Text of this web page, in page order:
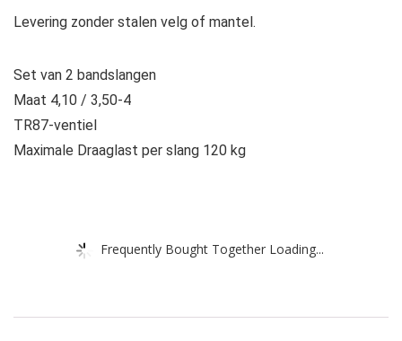
Levering zonder stalen velg of mantel.
Set van 2 bandslangen
Maat 4,10 / 3,50-4
TR87-ventiel
Maximale Draaglast per slang 120 kg
Frequently Bought Together Loading...